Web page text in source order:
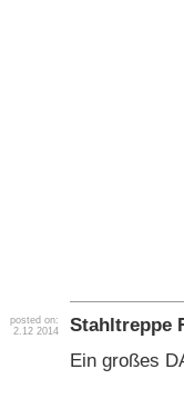
posted on:
2.12 2014
Stahltreppe
Ein großes